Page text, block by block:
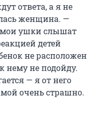
ответа, а я не
женщина. —
мои ушки слышат
детей
не расположен
нему не подойду.
— я от него
очень страшно.